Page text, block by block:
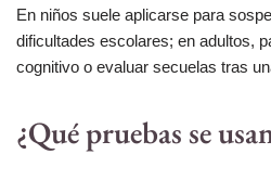
En niños suele aplicarse para
dificultades escolares; en adultos,
cognitivo o evaluar secuelas tras
¿Qué pruebas se